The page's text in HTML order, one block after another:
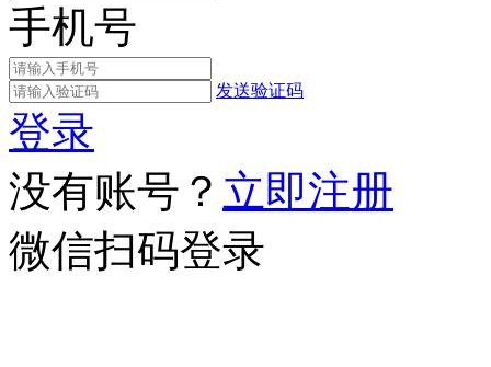
手机号
发送验证码
登录
没有账号？ 立即注册
微信扫码登录